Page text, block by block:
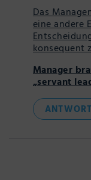
Das
eine andere
konsequent
Manager
„servant